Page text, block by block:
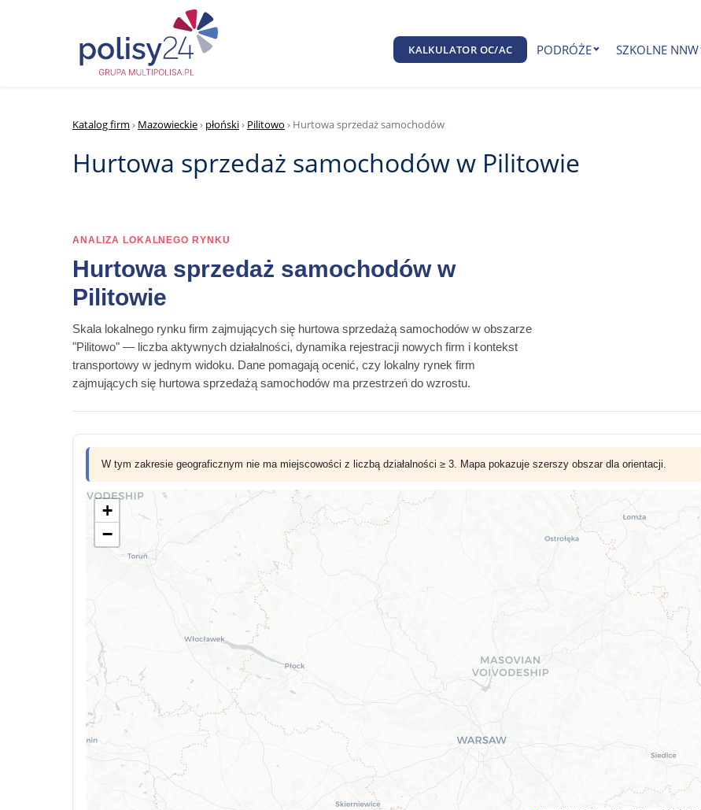
KALKULATOR OC/AC PODRÓŻE SZKOLNE NNW
Katalog firm › Mazowieckie› płoński› Pilitowo › Hurtowa sprzedaż samochodów
Hurtowa sprzedaż samochodów w Pilitowie
ANALIZA LOKALNEGO RYNKU
Hurtowa sprzedaż samochodów w
Pilitowie
Skala lokalnego rynku firm zajmujących się hurtowa sprzedażą samochodów w obszarze
"Pilitowo" — liczba aktywnych działalności, dynamika rejestracji nowych firm i kontekst
transportowy w jednym widoku. Dane pomagają ocenić, czy lokalny rynek firm
zajmujących się hurtowa sprzedażą samochodów ma przestrzeń do wzrostu.
W tym zakresie geograficznym nie ma miejscowości z liczbą działalności ≥ 3. Mapa pokazuje szerszy obszar dla orientacji.
+
−